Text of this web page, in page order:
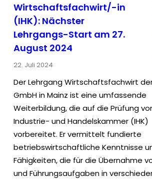
Wirtschaftsfachwirt/-in
(IHK): Nächster
Lehrgangs-Start am 27.
August 2024
22. Juli 2024
Der Lehrgang Wirtschaftsfachwirt
GmbH in Mainz ist eine umfassende
Weiterbildung, die auf die Prüfung
Industrie- und Handelskammer (IHK)
vorbereitet. Er vermittelt fundierte
betriebswirtschaftliche Kenntnisse
Fähigkeiten, die für die Übernahme
und Führungsaufgaben in